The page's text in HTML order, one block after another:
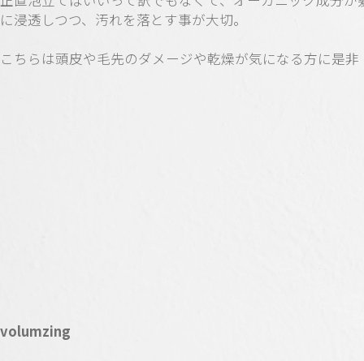
に浸透しつつ、汚れを落とす事が大切。
こちらは頭皮や毛先のダメージや乾燥が気になる方に是非
volumzing